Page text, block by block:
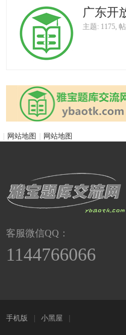
广东开
主题: 1175,
| 网站地图 | 网站地图
客服微信QQ：
1144766066
手机版 | 小黑屋 |